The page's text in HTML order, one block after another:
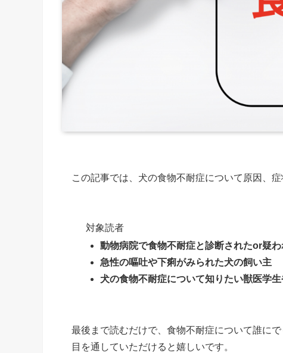
この記事では、犬の食物不耐症について原因、
対象読者
動物病院で食物不耐症と診断されたor疑
急性の嘔吐や下痢がみられた犬の飼い主
犬の食物不耐症について知りたい獣医学
最後まで読むだけで、食物不耐症について誰に
目を通していただけると嬉しいです。